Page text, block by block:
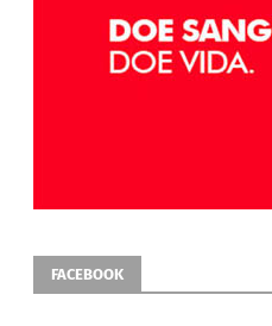
FACEBOOK